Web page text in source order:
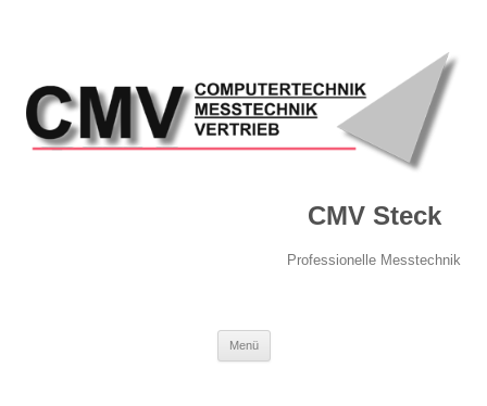
CMV Steck
Professionelle Messtechnik
Menü